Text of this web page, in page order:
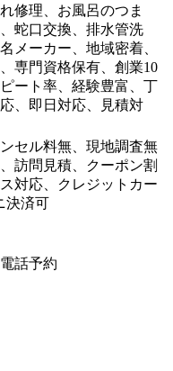
修理、お風呂のつま
蛇口交換、排水管洗
メーカー、地域密着、
専門資格保有、創業10
ート率、経験豊富、丁
、即日対応、見積対
セル料無、現地調査無
訪問見積、クーポン割
対応、クレジットカー
決済可
話予約